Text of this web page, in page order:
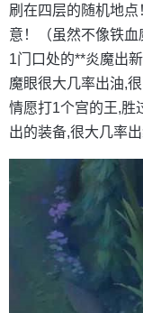
刷在四层的随机地
意！（虽然不像铁
1门口处的**炎魔出
魔眼很大几率出油,
情愿打1个宫的王,胜
出的装备,很大几率